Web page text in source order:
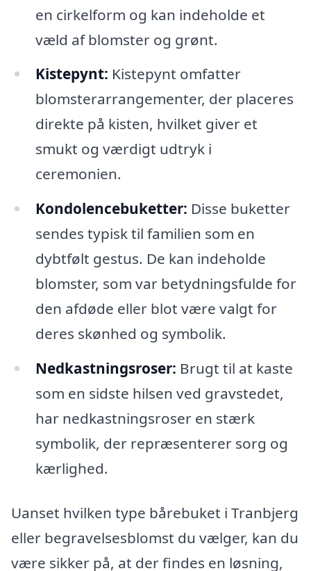
en cirkelform og kan indeholde et
væld af blomster og grønt.
Kistepynt: Kistepynt omfatter
blomsterarrangementer, der placeres
direkte på kisten, hvilket giver et
smukt og værdigt udtryk i
ceremonien.
Kondolencebuketter: Disse buketter
sendes typisk til familien som en
dybtfølt gestus. De kan indeholde
blomster, som var betydningsfulde for
den afdøde eller blot være valgt for
deres skønhed og symbolik.
Nedkastningsroser: Brugt til at kaste
som en sidste hilsen ved gravstedet,
har nedkastningsroser en stærk
symbolik, der repræsenterer sorg og
kærlighed.
Uanset hvilken type bårebuket i Tranbjerg
eller begravelsesblomst du vælger, kan du
være sikker på, at der findes en løsning,